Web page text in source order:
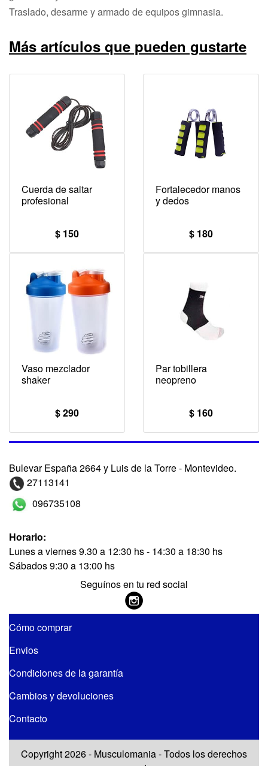
Traslado, desarme y armado de equipos gimnasia.
Más artículos que pueden gustarte
Cuerda de saltar
profesional
$ 150
Fortalecedor manos
y dedos
$ 180
Vaso mezclador
shaker
$ 290
Par tobillera
neopreno
$ 160
Bulevar España 2664 y Luis de la Torre - Montevideo.
27113141
096735108
Horario:
Lunes a viernes 9.30 a 12:30 hs - 14:30 a 18:30 hs
Sábados 9:30 a 13:00 hs
Seguínos en tu red social
Cómo comprar
Envios
Condiciones de la garantía
Cambios y devoluciones
Contacto
Copyright 2026 - Musculomania - Todos los derechos